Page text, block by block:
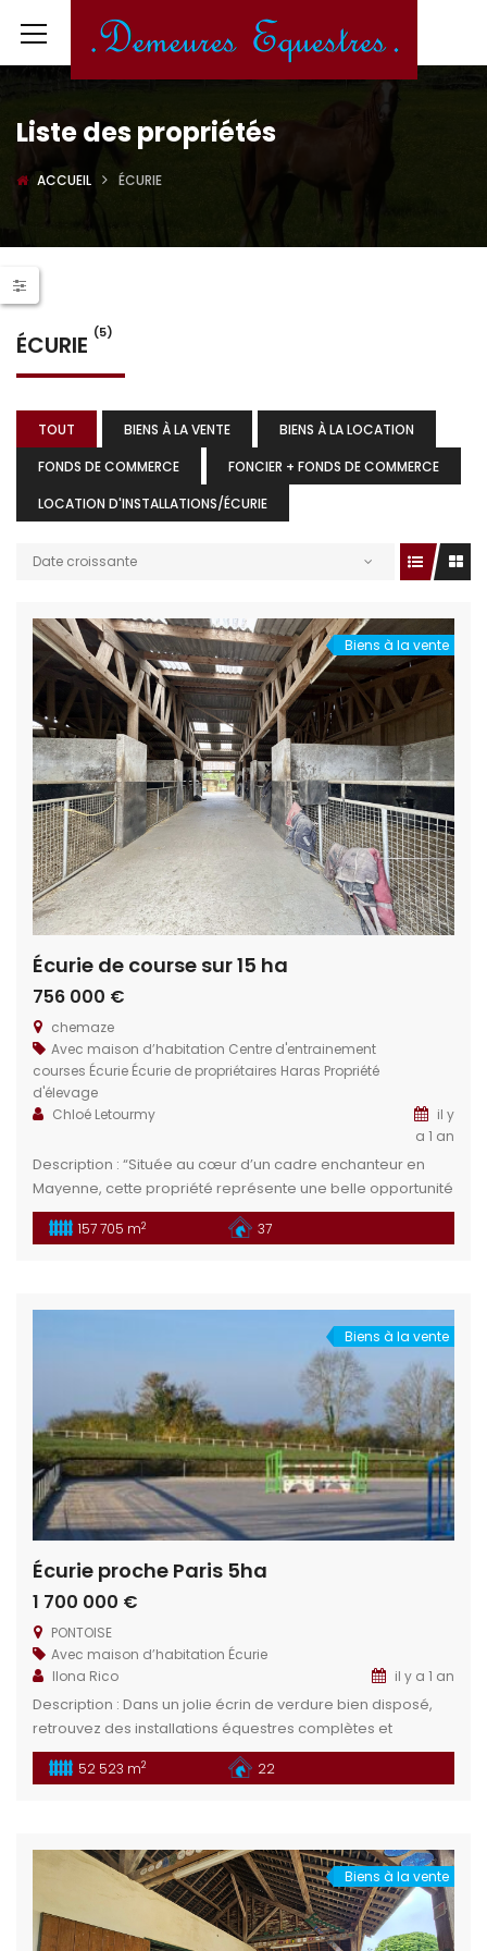
Liste des propriétés
ACCUEIL ÉCURIE
ÉCURIE (5)
TOUT BIENS À LA VENTE
BIENS À LA LOCATION
FONDS DE COMMERCE
FONCIER + FONDS DE COMMERCE
LOCATION D'INSTALLATIONS/ÉCURIE
Date croissante
Biens à la vente
Écurie de course sur 15 ha
756 000 €
chemaze
Avec maison d’habitation Centre d'entrainement
courses Écurie Écurie de propriétaires Haras Propriété
d'élevage
Chloé Letourmy
il y
a 1 an
Description : “Située au cœur d’un cadre enchanteur en
Mayenne, cette propriété représente une belle opportunité
pour un projet d’entraînement ou d’élevage. Elle offre
diverses installations équestres de qualité.” Situation
environnement calme tout en restant proche des […]
157 705 m2 37
Biens à la vente
Écurie proche Paris 5ha
1 700 000 €
PONTOISE
Avec maison d’habitation Écurie
Ilona Rico
il y a 1 an
Description : Dans un jolie écrin de verdure bien disposé,
retrouvez des installations équestres complètes et
fonctionnelles. Cette structure est idéale pour tous projets
professionnelles équin (écurie de propriétaires,
située entre Magny-en-Vexin (13 minutes) et Cergy
Pontoise (25 minutes), […]
52 523 m2 22
Biens à la vente